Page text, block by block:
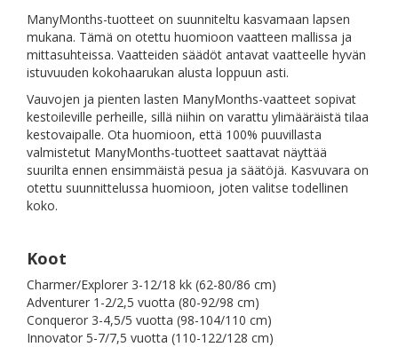
ManyMonths-tuotteet on suunniteltu kasvamaan lapsen
mukana. Tämä on otettu huomioon vaatteen mallissa ja
mittasuhteissa. Vaatteiden säädöt antavat vaatteelle hyvän
istuvuuden kokohaarukan alusta loppuun asti.
Vauvojen ja pienten lasten ManyMonths-vaatteet sopivat
kestoileville perheille, sillä niihin on varattu ylimääräistä tilaa
kestovaipalle. Ota huomioon, että 100% puuvillasta
valmistetut ManyMonths-tuotteet saattavat näyttää
suurilta ennen ensimmäistä pesua ja säätöjä. Kasvuvara on
otettu suunnittelussa huomioon, joten valitse todellinen
koko.
Koot
Charmer/Explorer 3-12/18 kk (62-80/86 cm)
Adventurer 1-2/2,5 vuotta (80-92/98 cm)
Conqueror 3-4,5/5 vuotta (98-104/110 cm)
Innovator 5-7/7,5 vuotta (110-122/128 cm)